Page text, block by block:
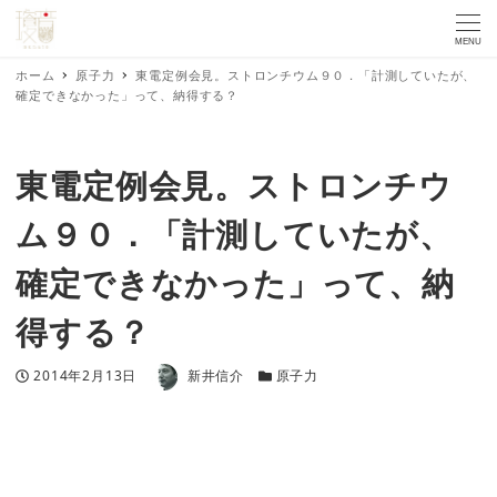
MENU
ホーム 原子力
東電定例会見。ストロンチウム９０．「計測していたが、
確定できなかった」って、納得する？
東電定例会見。ストロンチウ
ム９０．「計測していたが、
確定できなかった」って、納
得する？
投稿日
2014年2月13日 著者 新井信介 カテゴリー
原子力